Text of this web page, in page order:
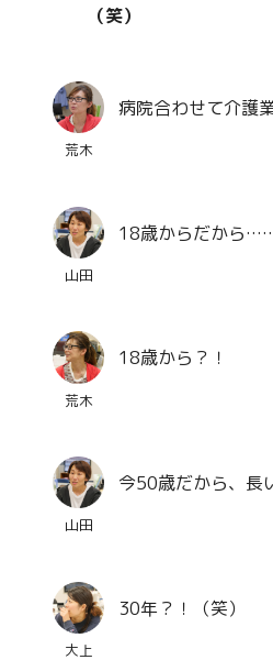
（笑）
荒木
病院合わせて介護
山田
18歳からだから
荒木
18歳から？！
山田
今50歳だから、長
大上
30年？！（笑）